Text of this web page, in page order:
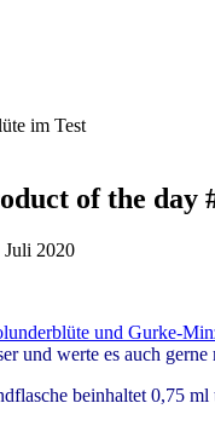
of the day
Juli 2020
und werte es auch
beinhaltet 0,75